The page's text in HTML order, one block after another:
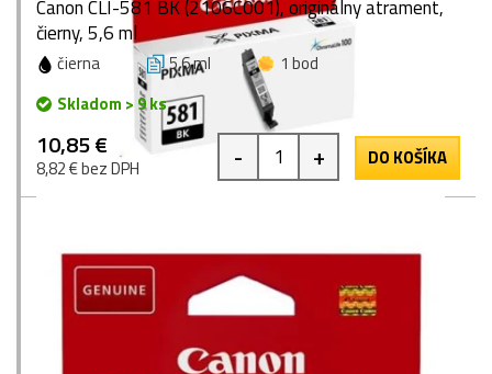
Canon CLI-581 BK (2106C001), originálny atrament,
čierny, 5,6 ml
čierna 5,6 ml
1 bod
Skladom > 9 ks
10,85 €
8,82 € bez DPH - + DO KOŠÍKA